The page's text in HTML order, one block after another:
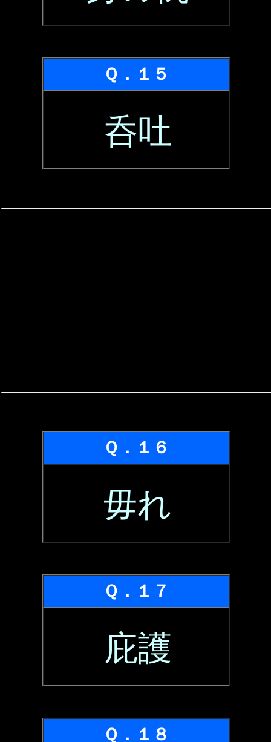
Ｑ．１５
呑吐
Ｑ．１６
毋れ
Ｑ．１７
庇護
Ｑ．１８